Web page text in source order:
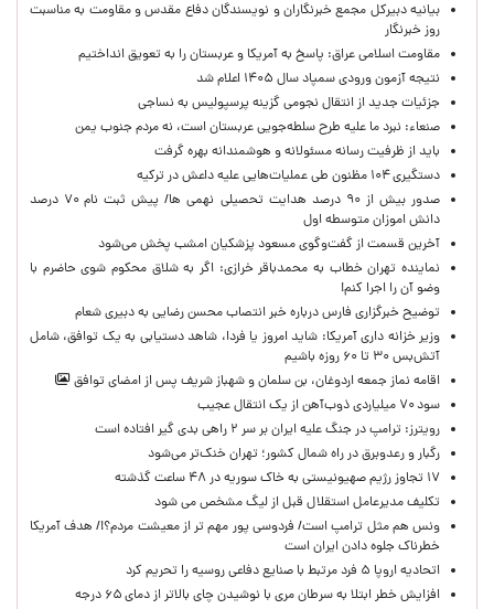
بیانیه دبیرکل مجمع خبرنگاران و نویسندگان دفاع مقدس و مقاومت به مناسبت
روز خبرنگار
مقاومت اسلامی عراق: پاسخ به آمریکا و عربستان را به تعویق انداختیم
نتیجه آزمون ورودی سمپاد سال ۱۴۰۵ اعلام شد
جزئیات جدید از انتقال نجومی گزینه پرسپولیس به نساجی
صنعاء: نبرد ما علیه طرح سلطه‌جویی عربستان است، نه مردم جنوب یمن
باید از ظرفیت رسانه مسئولانه و هوشمندانه بهره گرفت
دستگیری ۱۰۴ مظنون طی عملیات‌هایی علیه داعش در ترکیه
صدور بیش از ۹۰ درصد هدایت تحصیلی نهمی ها/ پیش ثبت نام ۷۰ درصد
دانش اموزان متوسطه اول
آخرین قسمت از گفت‌وگوی مسعود پزشکیان امشب پخش می‌شود
نماینده تهران خطاب به محمدباقر خرازی: اگر به شلاق محکوم شوی حاضرم با
وضو آن را اجرا کنم!
توضیح خبرگزاری فارس درباره خبر انتصاب محسن رضایی به دبیری شعام
وزیر خزانه داری آمریکا: شاید امروز یا فردا، شاهد دستیابی به یک توافق، شامل
آتش‌بس ۳۰ تا ۶۰ روزه باشیم
اقامه نماز جمعه اردوغان، بن ‌سلمان و شهباز شریف پس از امضای توافق
سود ۷۰ میلیاردی ذوب‌آهن از یک انتقال عجیب
رویترز: ترامپ در جنگ علیه ایران بر سر ۲ راهی بدی گیر افتاده است
رگبار و رعدوبرق در راه شمال کشور؛ تهران خنک‌تر می‌شود
۱۷ تجاوز رژیم صهیونیستی به خاک سوریه در ۴۸ ساعت گذشته
تکلیف مدیرعامل استقلال قبل از لیگ مشخص می شود
ونس هم مثل ترامپ است/ فردوسی پور مهم تر از معیشت مردم؟!/ هدف آمریکا
خطرناک جلوه دادن ایران است
اتحادیه اروپا ۵ فرد مرتبط با صنایع دفاعی روسیه را تحریم کرد
افزایش خطر ابتلا به سرطان مری با نوشیدن چای بالاتر از دمای ۶۵ درجه